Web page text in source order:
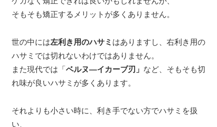
そもそも矯正するメリットが多くありません。
世の中には左利き用のハサミ はありますし、右利き用の
ハサミでは切れないわけではありません。
また現代では「ベルヌ―イカーブ刃」 など、そもそも切
れ味が良いハサミが多くあります。
それよりも小さい時に、利き手でない方でハサミを扱
い、